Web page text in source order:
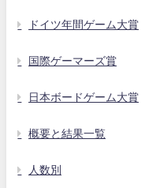
ドイツ年間ゲーム大賞
国際ゲーマーズ賞
日本ボードゲーム大賞
概要と結果一覧
人数別